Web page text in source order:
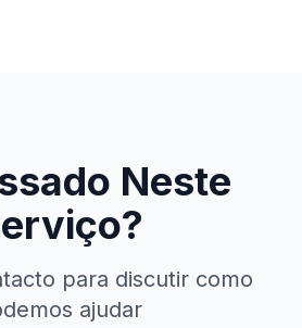
Neste
para discutir como
ajudar